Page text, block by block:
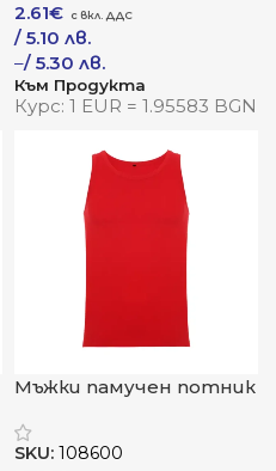
2.61€
/ 5.10 лв.
–/ 5.30 лв.
Към Продукта
Курс: 1 EUR = 1.95583 BGN
Мъжки памучен потник
SKU: 108600